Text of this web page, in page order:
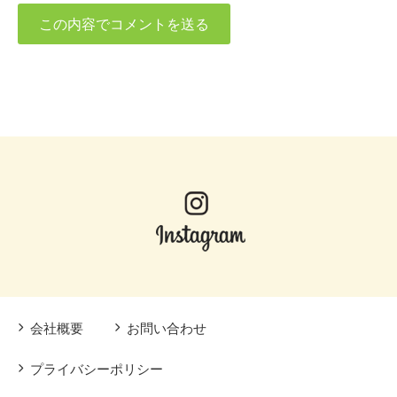
会社概要 お問い合わせ
プライバシーポリシー